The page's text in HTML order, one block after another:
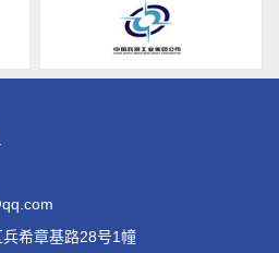
希章基路28号1幢